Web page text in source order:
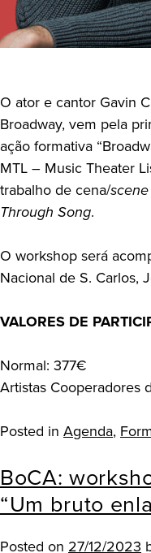
O ator e cantor Gavin
Broadway, vem pela
ação formativa
MTL – Music Theater
trabalho de cena/
Through Song.
O workshop será
Nacional de S. Carlos,
VALORES DE
Normal: 377€
Artistas Cooperadores
Posted in Agenda,
BoCA:
“Um bruto
Posted on 27/12/2023